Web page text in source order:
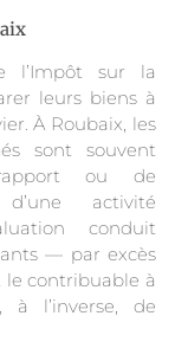
l’Impôt sur la
leurs biens à
À Roubaix, les
sont souvent
ou de
activité
conduit
— par excès
contribuable à
l’inverse, de